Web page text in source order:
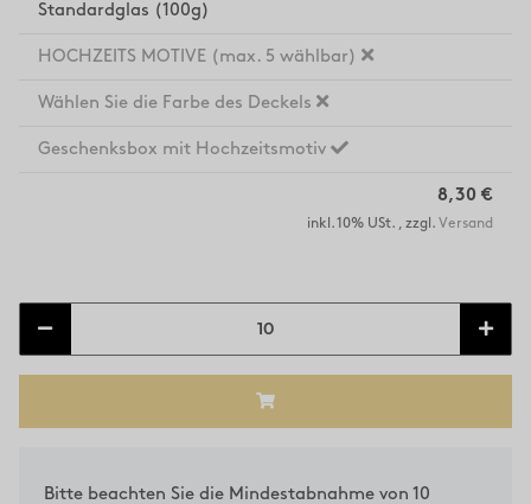
Standardglas (100g)
HOCHZEITS MOTIVE (max. 5 wählbar)
Wählen Sie die Farbe des Deckels
Geschenksbox mit Hochzeitsmotiv
8,30 €
inkl. 10% USt. , zzgl. Versand
Bitte beachten Sie die Mindestabnahme von 10